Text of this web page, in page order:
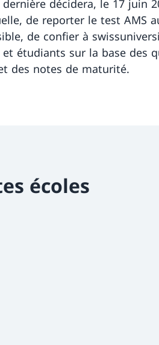
décidera, le 17 juin
de reporter le test AMS
de confier à
étudiants sur la base des
des notes de maturité.
écoles